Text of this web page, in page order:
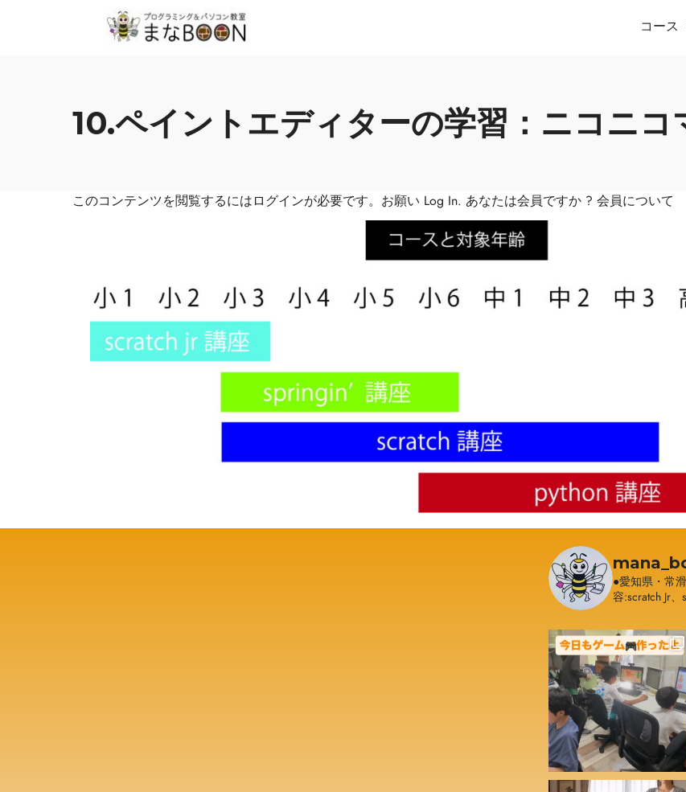
コース
10.ペイントエディターの学習：ニコニコ
このコンテンツを閲覧するにはログインが必要です。お願い Log In. あなたは会員ですか ? 会員について
●愛知県・常
容:scratch Jr